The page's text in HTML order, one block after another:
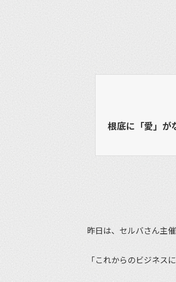
根底に「愛」が
昨日は、セルバさん主
「これからのビジネス